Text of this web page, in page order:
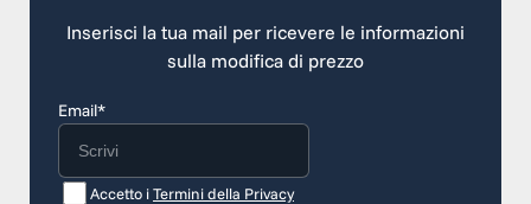
Inserisci la tua mail per ricevere le informazioni
sulla modifica di prezzo
Email*
Accetto iTermini della Privacy